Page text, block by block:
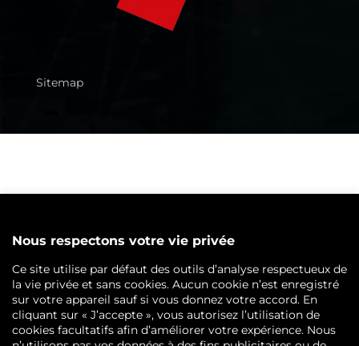
Sitemap